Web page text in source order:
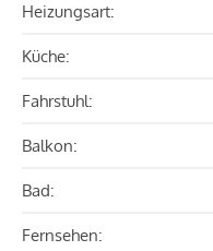
Heizungsart:
Küche:
Fahrstuhl:
Balkon:
Bad:
Fernsehen: